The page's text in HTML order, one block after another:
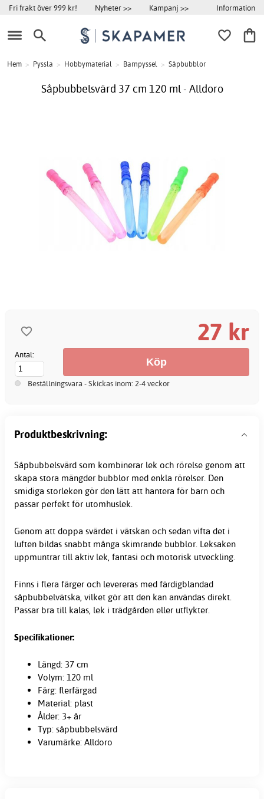
Fri frakt över 999 kr! Nyheter >> Kampanj >> Information
Hem > Pyssla > Hobbymaterial > Barnpyssel > Såpbubblor
Såpbubbelsvärd 37 cm 120 ml - Alldoro
27 kr
Antal:
Beställningsvara - Skickas inom: 2-4 veckor
Produktbeskrivning:
Såpbubbelsvärd som kombinerar lek och rörelse genom att
skapa stora mängder bubblor med enkla rörelser. Den
smidiga storleken gör den lätt att hantera för barn och
passar perfekt för utomhuslek.
Genom att doppa svärdet i vätskan och sedan vifta det i
luften bildas snabbt många skimrande bubblor. Leksaken
uppmuntrar till aktiv lek, fantasi och motorisk utveckling.
Finns i flera färger och levereras med färdigblandad
såpbubbelvätska, vilket gör att den kan användas direkt.
Passar bra till kalas, lek i trädgården eller utflykter.
Specifikationer:
Längd: 37 cm
Volym: 120 ml
Färg: flerfärgad
Material: plast
Ålder: 3+ år
Typ: såpbubbelsvärd
Varumärke: Alldoro